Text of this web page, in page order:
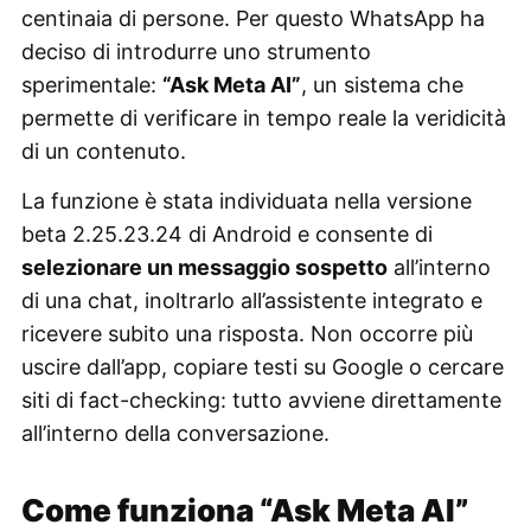
centinaia di persone. Per questo WhatsApp ha
deciso di introdurre uno strumento
sperimentale: “Ask Meta AI”, un sistema che
permette di verificare in tempo reale la veridicità
di un contenuto.
La funzione è stata individuata nella versione
beta 2.25.23.24 di Android e consente di
selezionare un messaggio sospettoall’interno
di una chat, inoltrarlo all’assistente integrato e
ricevere subito una risposta. Non occorre più
uscire dall’app, copiare testi su Google o cercare
siti di fact-checking: tutto avviene direttamente
all’interno della conversazione.
Come funziona “Ask Meta AI”